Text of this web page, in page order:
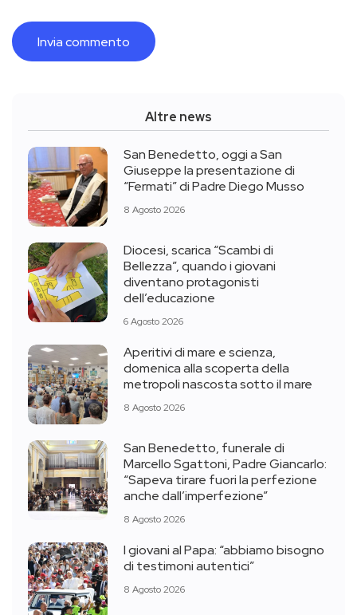
Altre news
San Benedetto, oggi a San
Giuseppe la presentazione di
“Fermati” di Padre Diego Musso
8 Agosto 2026
Diocesi, scarica “Scambi di
Bellezza”, quando i giovani
diventano protagonisti
dell’educazione
6 Agosto 2026
Aperitivi di mare e scienza,
domenica alla scoperta della
metropoli nascosta sotto il mare
8 Agosto 2026
San Benedetto, funerale di
Marcello Sgattoni, Padre Giancarlo:
“Sapeva tirare fuori la perfezione
anche dall’imperfezione”
8 Agosto 2026
I giovani al Papa: “abbiamo bisogno
di testimoni autentici”
8 Agosto 2026